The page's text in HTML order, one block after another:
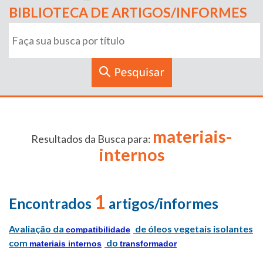
BIBLIOTECA DE ARTIGOS/INFORMES
Resultados da Busca para: materiais-
internos
Encontrados 1 artigos/informes
Avaliação da compatibilidade de óleos vegetais isolantes
com materiais internos do transformador